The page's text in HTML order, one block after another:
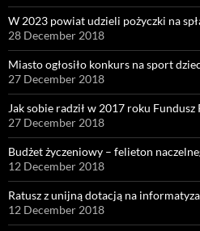
W 2023 powiat udzieli pożyczki na
28 December 2018
Miasto ogłosiło konkurs na sport
27 December 2018
Jak sobie radził w 2017 roku
27 December 2018
Budżet życzeniowy – felieton
12 December 2018
Ratusz z unijną dotacją na
12 December 2018